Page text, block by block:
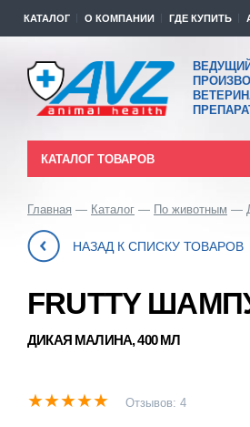
КАТАЛОГ О КОМПАНИИ ГДЕ КУПИТЬ
ВЕДУЩИЙ
КАТАЛОГ ТОВАРОВ
Главная Каталог По животным
НАЗАД К СПИСКУ ТОВАРОВ
FRUTTY
ДИКАЯ МАЛИНА, 400 МЛ
Отзывов: 4